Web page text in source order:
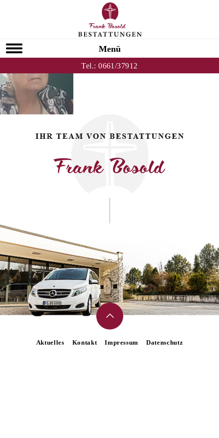
Menü
Tel.:0661/37912
HOMEPAGE
Aktuelles Kontakt Impressum Datenschutz